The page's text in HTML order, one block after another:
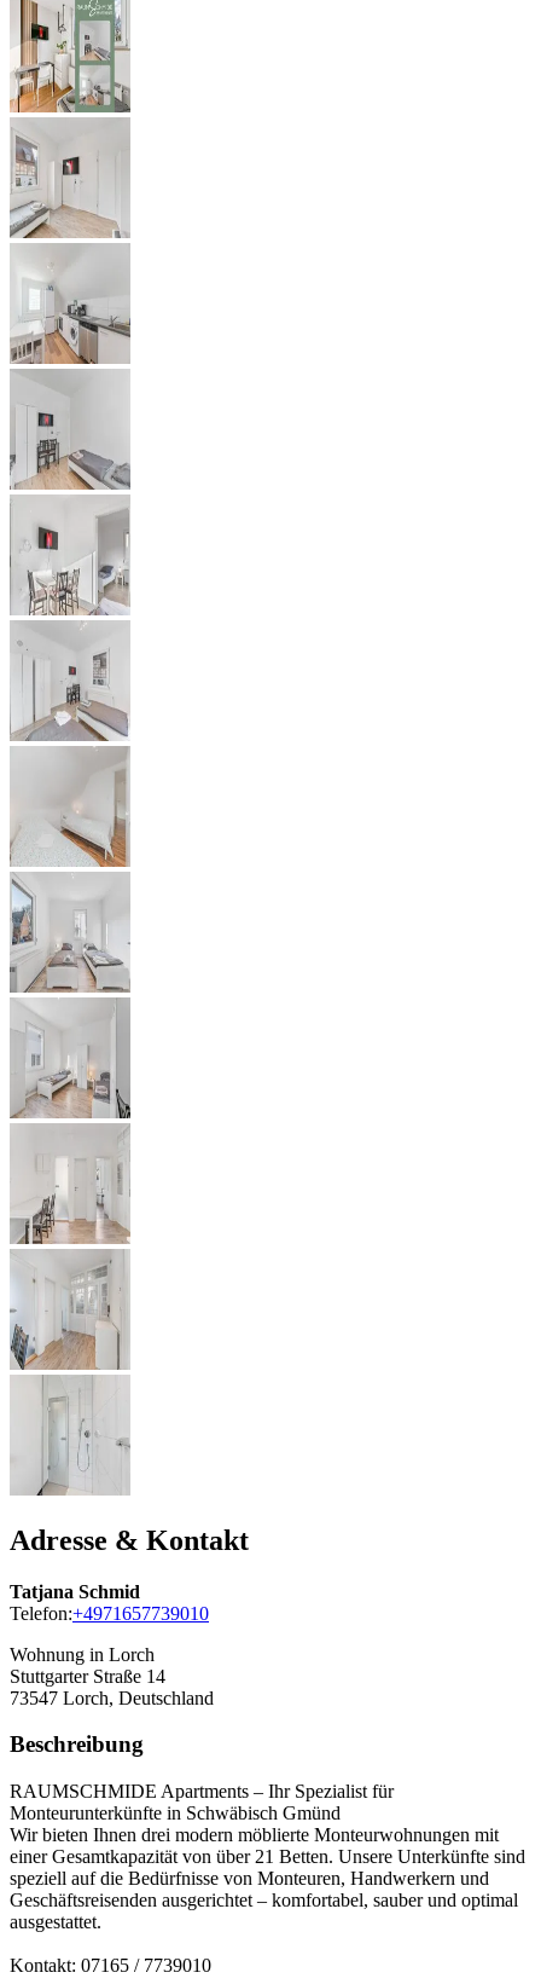
Adresse & Kontakt
Tatjana Schmid
Telefon:+4971657739010
Wohnung in Lorch
Stuttgarter Straße 14
73547 Lorch, Deutschland
Beschreibung
RAUMSCHMIDE Apartments – Ihr Spezialist für
Monteurunterkünfte in Schwäbisch Gmünd
Wir bieten Ihnen drei modern möblierte Monteurwohnungen mit
einer Gesamtkapazität von über 21 Betten. Unsere Unterkünfte sind
speziell auf die Bedürfnisse von Monteuren, Handwerkern und
Geschäftsreisenden ausgerichtet – komfortabel, sauber und optimal
ausgestattet.
Kontakt: 07165 / 7739010